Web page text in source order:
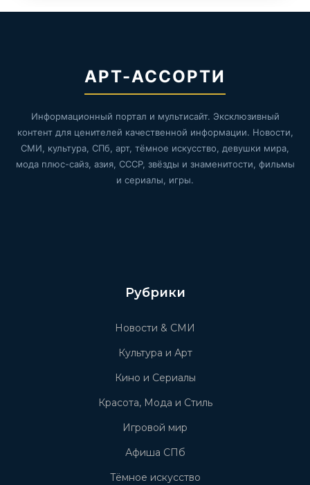
АРТ-АССОРТИ
Информационный портал и мультисайт. Эксклюзивный
контент для ценителей качественной информации. Новости,
СМИ, культура, СПб, арт, тёмное искусство, девушки мира,
мода плюс-сайз, азия, СССР, звёзды и знаменитости, фильмы
и сериалы, игры.
Рубрики
Новости & СМИ
Культура и Арт
Кино и Сериалы
Красота, Мода и Стиль
Игровой мир
Афиша СПб
Тёмное искусство